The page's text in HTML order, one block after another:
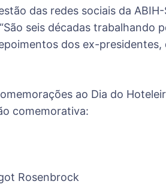
das redes sociais da
seis décadas trabalhando
dos ex-
ao Dia do
comemorativa:
Rosenbrock